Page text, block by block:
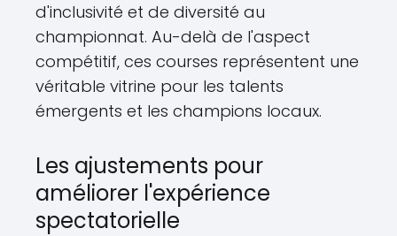
d'inclusivité et de diversité au
championnat. Au-delà de l'aspect
compétitif, ces courses représentent une
véritable vitrine pour les talents
émergents et les champions locaux.
Les ajustements pour
améliorer l'expérience
spectatorielle